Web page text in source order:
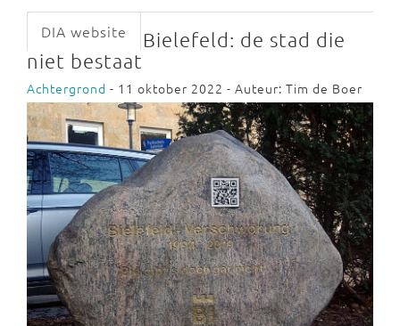
DIA website
Bielefeld: de stad die
niet bestaat
Achtergrond - 11 oktober 2022 - Auteur: Tim de Boer